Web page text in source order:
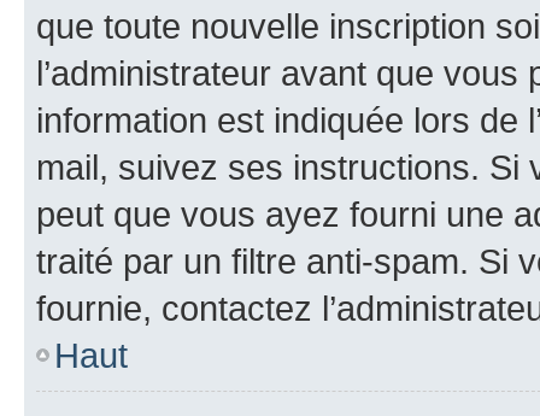
que toute nouvelle inscription
l’administrateur avant que
information est indiquée lors de
mail, suivez ses instructions. Si
peut que vous ayez fourni une
traité par un filtre anti-spam. Si
fournie, contactez
Haut